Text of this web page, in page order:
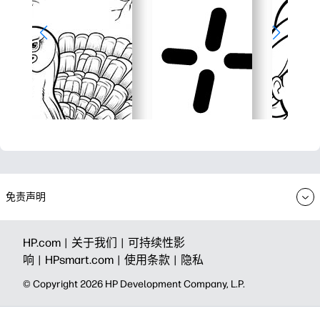
免责声明
HP.com | 关于我们 | 可持续性影
响 | HPsmart.com | 使用条款 | 隐私
© Copyright 2026 HP Development Company, L.P.